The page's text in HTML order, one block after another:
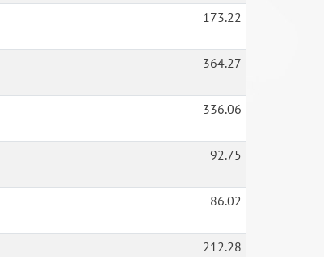
173.22
364.27
336.06
92.75
86.02
212.28